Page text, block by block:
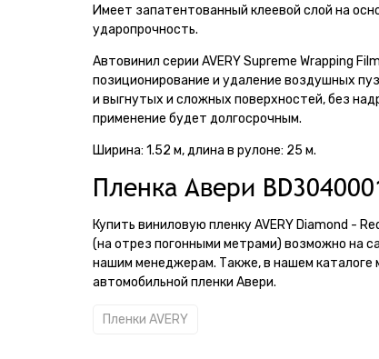
Имеет запатентованный клеевой слой на
ударопрочность.
Автовинил серии AVERY Supreme Wrapping
позиционирование и удаление воздушных
и выгнутых и сложных поверхностей, без
применение будет долгосрочным.
Ширина: 1.52 м, длина в рулоне: 25 м.
Пленка Авери
Купить виниловую пленку AVERY Diamond -
(на отрез погонными метрами) возможно на
нашим менеджерам. Также, в нашем каталоге
автомобильной пленки Авери.
Пленки AVERY